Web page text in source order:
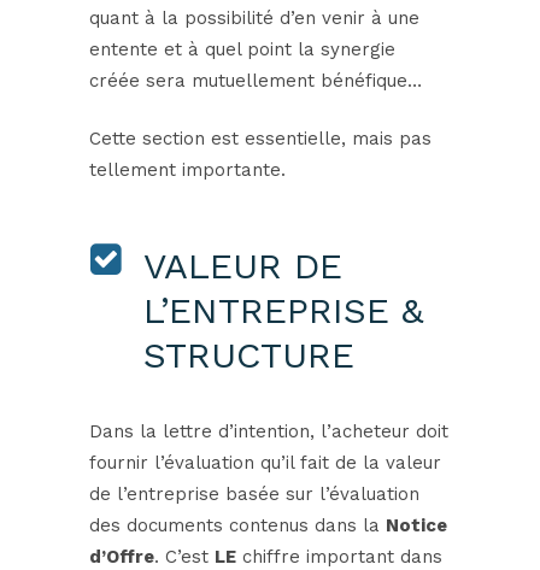
quant à la possibilité d’en venir à une
entente et à quel point la synergie
créée sera mutuellement bénéfique…
Cette section est essentielle, mais pas
tellement importante.
VALEUR DE
L’ENTREPRISE &
STRUCTURE
Dans la lettre d’intention, l’acheteur doit
fournir l’évaluation qu’il fait de la valeur
de l’entreprise basée sur l’évaluation
des documents contenus dans la Notice
d’Offre. C’est LE chiffre important dans